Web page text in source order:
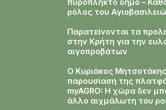
πυρόπληκτο δήμο –
ρόλος του
Παρατείνονται τα
στην Κρήτη για την
αιγοπροβάτων
Ο Κυριάκος
παρουσίαση της
myAGRO: Η χώρα δεν
άλλο αιχμάλωτη του